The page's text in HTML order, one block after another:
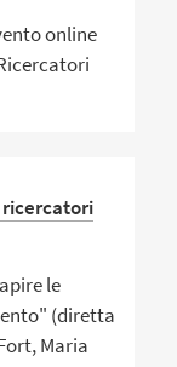
online
ricercatori
le
(diretta
Maria